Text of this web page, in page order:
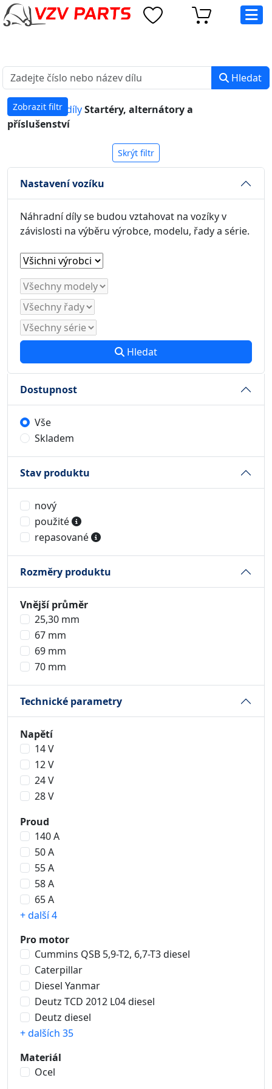
Hledat
Zobrazit filtr
Náhradní dílyStartéry, alternátory a
příslušenství
Skrýt filtr
Nastavení vozíku
Náhradní díly se budou vztahovat na vozíky v
závislosti na výběru výrobce, modelu, řady a série.
Hledat
Dostupnost
Vše
Skladem
Stav produktu
nový
použité
repasované
Rozměry produktu
Vnější průměr
25,30 mm
67 mm
69 mm
70 mm
Technické parametry
Napětí
14 V
12 V
24 V
28 V
Proud
140 A
50 A
55 A
58 A
65 A
+ další 4
Pro motor
Cummins QSB 5,9-T2, 6,7-T3 diesel
Caterpillar
Diesel Yanmar
Deutz TCD 2012 L04 diesel
Deutz diesel
+ dalších 35
Materiál
Ocel